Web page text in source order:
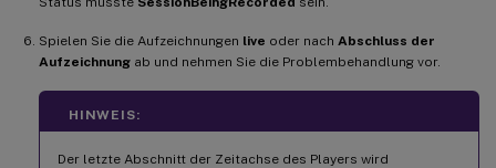
Spielen Sie die Aufzeichnungen live oder nach Abschluss der
Aufzeichnung ab und nehmen Sie die Problembehandlung vor.
HINWEIS:
Der letzte Abschnitt der Zeitachse des Players wird